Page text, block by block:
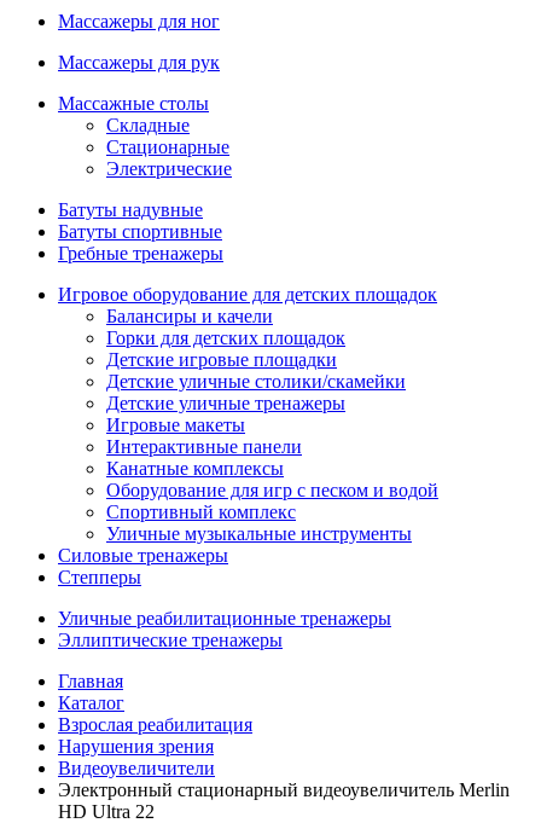
Массажеры для ног
Массажеры для рук
Массажные столы
Складные
Стационарные
Электрические
Батуты надувные
Батуты спортивные
Гребные тренажеры
Игровое оборудование для детских площадок
Балансиры и качели
Горки для детских площадок
Детские игровые площадки
Детские уличные столики/скамейки
Детские уличные тренажеры
Игровые макеты
Интерактивные панели
Канатные комплексы
Оборудование для игр с песком и водой
Спортивный комплекс
Уличные музыкальные инструменты
Силовые тренажеры
Степперы
Уличные реабилитационные тренажеры
Эллиптические тренажеры
Главная
Каталог
Взрослая реабилитация
Нарушения зрения
Видеоувеличители
Электронный стационарный видеоувеличитель Merlin
HD Ultra 22